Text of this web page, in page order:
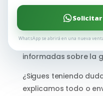
información que
preguntas más
nos hacen. Aquí
concisas para
informadas sobre la
¿Sigues teniendo
explicamos todo o
WhatsApp se abrirá en una nueva